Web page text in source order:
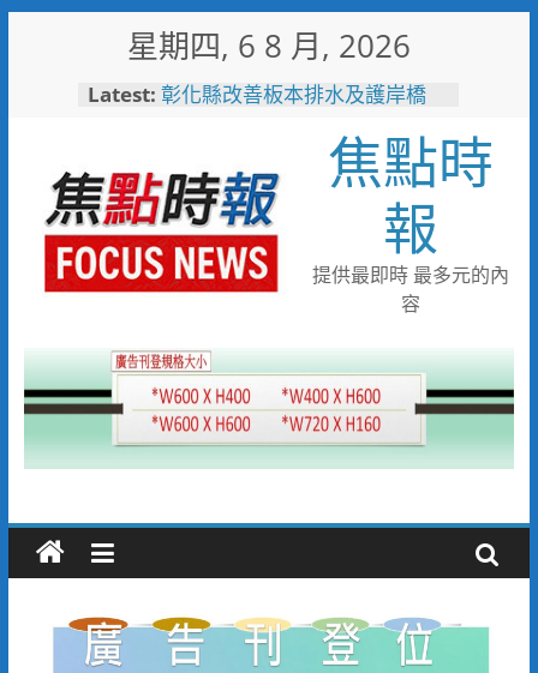
星期四, 6 8 月, 2026
Latest: 敲敲門讓愛傳進門 彰化縣獨居
彰化縣改善板本排水及護岸橋
梁 解決大村、秀水淹水問題
小米之家進駐高雄義享時尚廣
場 父親節開幕祭三重超狂優惠
少子化時代的地方解方！彰化市
未婚聯誼6年促成10對佳偶
彰化縣長參選人魏平政率議員團
隊攜手造勢 盼翻轉彰化打造新
焦點時
報
提供最即時 最多元的內
容